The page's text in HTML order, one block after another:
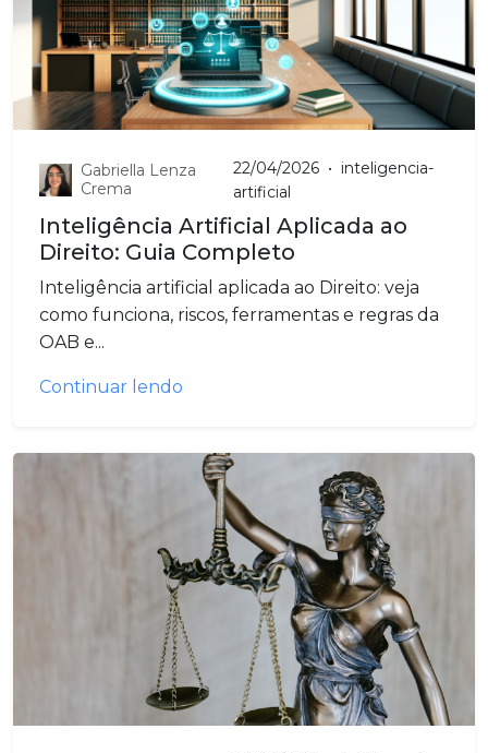
Gabriella Lenza
Crema
22/04/2026 • inteligencia-
artificial
Inteligência Artificial Aplicada ao
Direito: Guia Completo
Inteligência artificial aplicada ao Direito: veja
como funciona, riscos, ferramentas e regras da
OAB e...
Continuar lendo